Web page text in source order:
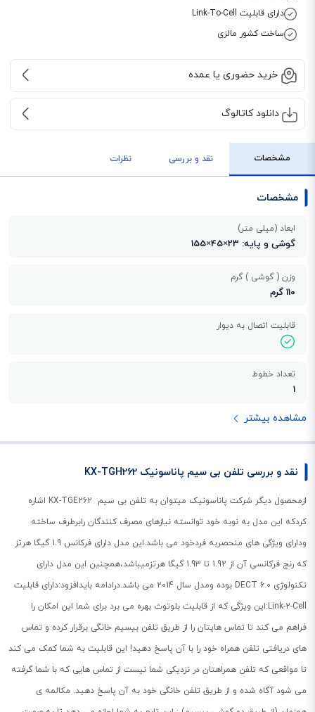
دارای قابلیت Link-To-Cell
ساخت کشور مالزی
خرید حضوری یا عمده
دانلود کاتالوگ
مشخصات نقد و بررسی نظرات
مشخصات
ابعاد (میلی متر)
گوشی و پایه: 23×45×155
وزن ( گوشی ) گرم
110 گرم
قابلیت اتصال به دیوار
تعداد خطوط
مشاهده بیشتر
نقد و بررسی تلفن بی سیم پاناسونیک KX-TGH262
ازمحصول دیگر شرکت پاناسونیک میتوان به تلفن بی سیم KX-TGE262 اشاره
کردکه این مدل به نوبه خود توانسته نیازهای مصرف کنندگان رابرطرف ساخته
ودارای ویژگی های منحصربه فردخود می باشد.این مدل دارای فرکانس 1.9 گیگا هرتز
که رنج فرکانسی آن از 1.92 تا 1.93 گیگا هرتزمیباشد،همچنین این مدل دارای
تکنولوژی DECT 6.0 بوده ومدل سال 2014 می باشد.درادامه بایدافزود:دارای قابلیت
Link-2-Cell:این ویژگی که از قابلیت بلوتوث بهره می برد برای شما این امکان را
فراهم می کند تا تماس هایتان را از طریق تلفن بیسیم خانگی برقرار کرده و تماس
های دریافتی تلفن همراه خود را با آن پاسخ دهید! این قابلیت به شما کمک می کند
تا مواقعی که تلفن همراهتان در نزدیکی شما نیست از تماس هایی که با شما گرفته
می شود آگاه شده و از طریق تلفن خانگی خود به آن پاسخ دهید. مکالمه ی